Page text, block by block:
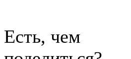
Есть, чем